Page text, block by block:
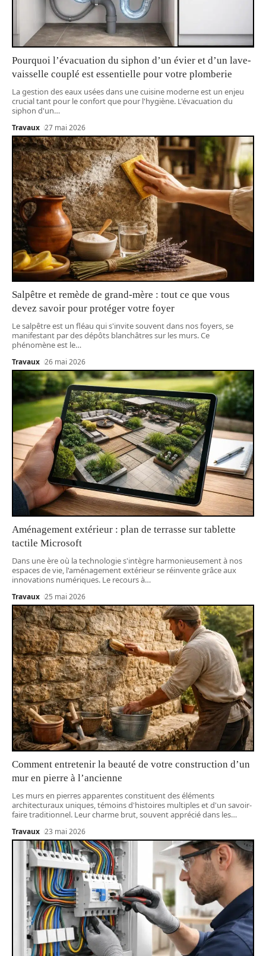
Pourquoi l’évacuation du siphon d’un évier et d’un lave-
vaisselle couplé est essentielle pour votre plomberie
La gestion des eaux usées dans une cuisine moderne est un enjeu
crucial tant pour le confort que pour l'hygiène. L'évacuation du
siphon d'un…
Travaux 27 mai 2026
Salpêtre et remède de grand-mère : tout ce que vous
devez savoir pour protéger votre foyer
Le salpêtre est un fléau qui s'invite souvent dans nos foyers, se
manifestant par des dépôts blanchâtres sur les murs. Ce
phénomène est le…
Travaux 26 mai 2026
Aménagement extérieur : plan de terrasse sur tablette
tactile Microsoft
Dans une ère où la technologie s'intègre harmonieusement à nos
espaces de vie, l'aménagement extérieur se réinvente grâce aux
innovations numériques. Le recours à…
Travaux 25 mai 2026
Comment entretenir la beauté de votre construction d’un
mur en pierre à l’ancienne
Les murs en pierres apparentes constituent des éléments
architecturaux uniques, témoins d'histoires multiples et d'un savoir-
faire traditionnel. Leur charme brut, souvent apprécié dans les…
Travaux 23 mai 2026